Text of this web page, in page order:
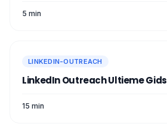
5 min
LINKEDIN-OUTREACH
LinkedIn Outreach Ultieme Gids
15 min